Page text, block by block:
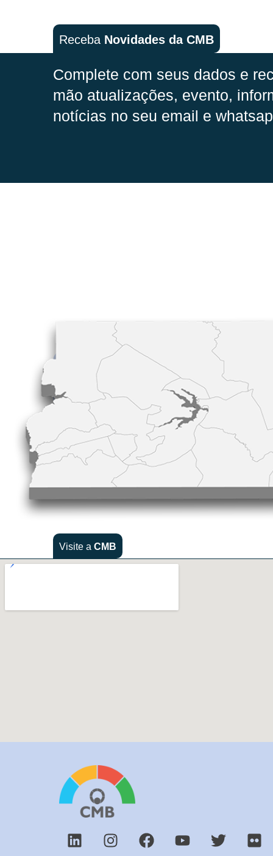
Receba Novidades da CMB
Complete com seus dados e
mão atualizações, evento,
notícias no seu email e
Visite a CMB